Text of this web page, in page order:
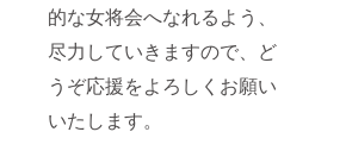
的な女将会へなれるよう、
尽力していきますので、ど
うぞ応援をよろしくお願い
いたします。